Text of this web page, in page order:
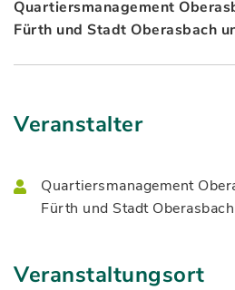
Quartiersmanagement
Fürth und Stadt Oberasbach
Veranstalter
Quartiersmanagement
Fürth und Stadt Oberasbach
Veranstaltungsort